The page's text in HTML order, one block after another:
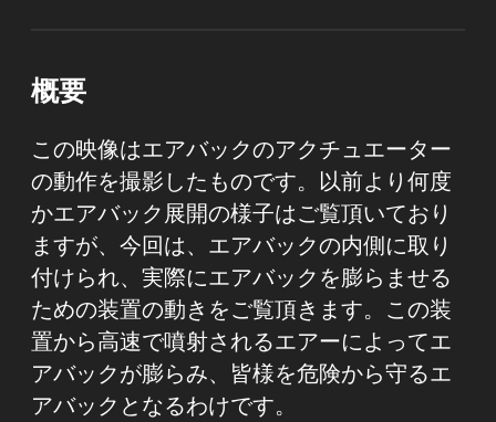
概要
この映像はエアバックのアクチュエーター
の動作を撮影したものです。以前より何度
かエアバック展開の様子はご覧頂いており
ますが、今回は、エアバックの内側に取り
付けられ、実際にエアバックを膨らませる
ための装置の動きをご覧頂きます。この装
置から高速で噴射されるエアーによってエ
アバックが膨らみ、皆様を危険から守るエ
アバックとなるわけです。